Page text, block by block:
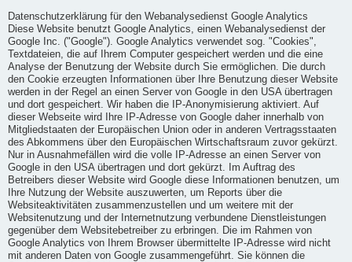
Datenschutzerklärung für den Webanalysedienst Google Analytics
Diese Website benutzt Google Analytics, einen Webanalysedienst der
Google Inc. ("Google"). Google Analytics verwendet sog. "Cookies",
Textdateien, die auf Ihrem Computer gespeichert werden und die eine
Analyse der Benutzung der Website durch Sie ermöglichen. Die durch
den Cookie erzeugten Informationen über Ihre Benutzung dieser Website
werden in der Regel an einen Server von Google in den USA übertragen
und dort gespeichert. Wir haben die IP-Anonymisierung aktiviert. Auf
dieser Webseite wird Ihre IP-Adresse von Google daher innerhalb von
Mitgliedstaaten der Europäischen Union oder in anderen Vertragsstaaten
des Abkommens über den Europäischen Wirtschaftsraum zuvor gekürzt.
Nur in Ausnahmefällen wird die volle IP-Adresse an einen Server von
Google in den USA übertragen und dort gekürzt. Im Auftrag des
Betreibers dieser Website wird Google diese Informationen benutzen, um
Ihre Nutzung der Website auszuwerten, um Reports über die
Websiteaktivitäten zusammenzustellen und um weitere mit der
Websitenutzung und der Internetnutzung verbundene Dienstleistungen
gegenüber dem Websitebetreiber zu erbringen. Die im Rahmen von
Google Analytics von Ihrem Browser übermittelte IP-Adresse wird nicht
mit anderen Daten von Google zusammengeführt. Sie können die